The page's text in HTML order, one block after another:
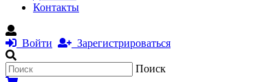
Контакты
Войти Зарегистрироваться
Поиск